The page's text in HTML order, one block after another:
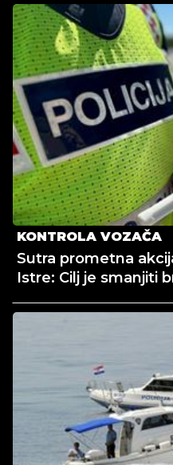
KONTROLA VOZAČA
Sutra prometna
Istre: Cilj je smanjiti